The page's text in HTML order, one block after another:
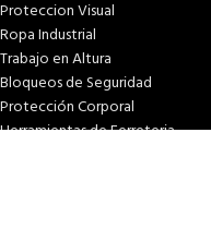
Proteccion Visual
Ropa Industrial
Trabajo en Altura
Bloqueos de Seguridad
Protección Corporal
Herramientas de Ferreteria